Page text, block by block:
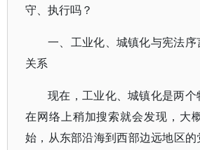
守、执行吗？
一、工业化、城镇化与宪法
关系
现在，工业化、城镇化是两个
在网络上稍加搜索就会发现，大
始，从东部沿海到西部边远地区